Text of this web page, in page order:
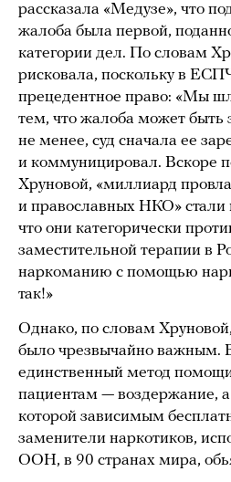
рассказала «Медузе», что
жалоба была первой,
категории дел. По словам
рисковала, поскольку в
прецедентное право: «Мы
тем, что жалоба может быть
не менее, суд сначала ее
и коммуницировал. Вскоре
Хруновой, «миллиард
и православных НКО»
что они категорически
заместительной терапии в
наркоманию с помощью
так!»
Однако, по словам
было чрезвычайно важным.
единственный метод
пациентам — воздержание,
которой зависимым
заменители наркотиков,
ООН, в 90 странах мира,